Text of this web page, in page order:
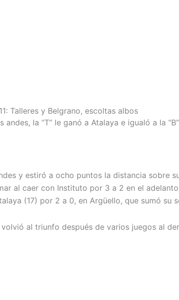
Talleres y Belgrano, escoltas albos
la “T” le ganó a Atalaya e igualó a la
y estiró a ocho puntos la distancia sobre
al caer con Instituto por 3 a 2 en el
(17) por 2 a 0, en Argüello, que sumó su
al triunfo después de varios juegos al